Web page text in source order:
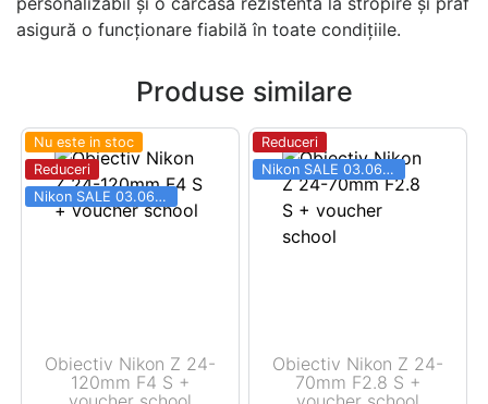
asigură o funcționare fiabilă în toate condițiile.
Produse similare
Nu este in stoc
Reduceri
Nikon SALE 03.06 - 31.08
Obiectiv Nikon Z 24-
120mm F4 S +
Reduceri
Nikon SALE 03.06 - 31.08
Obiectiv Nikon Z 24-
70mm F2.8 S +